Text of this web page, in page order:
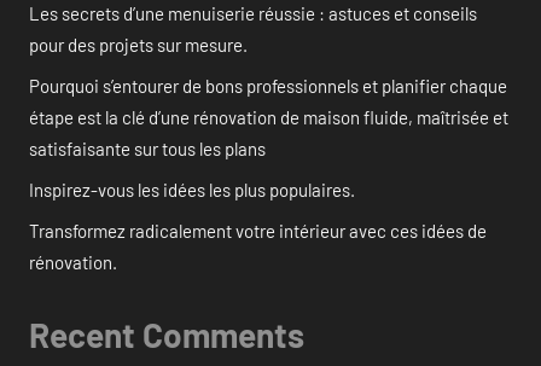
Les secrets d’une menuiserie réussie : astuces et conseils
pour des projets sur mesure.
Pourquoi s’entourer de bons professionnels et planifier chaque
étape est la clé d’une rénovation de maison fluide, maîtrisée et
satisfaisante sur tous les plans
Inspirez-vous les idées les plus populaires.
Transformez radicalement votre intérieur avec ces idées de
rénovation.
Recent Comments